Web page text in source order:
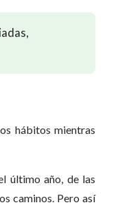
hábitos mientras
último año, de las
caminos. Pero así